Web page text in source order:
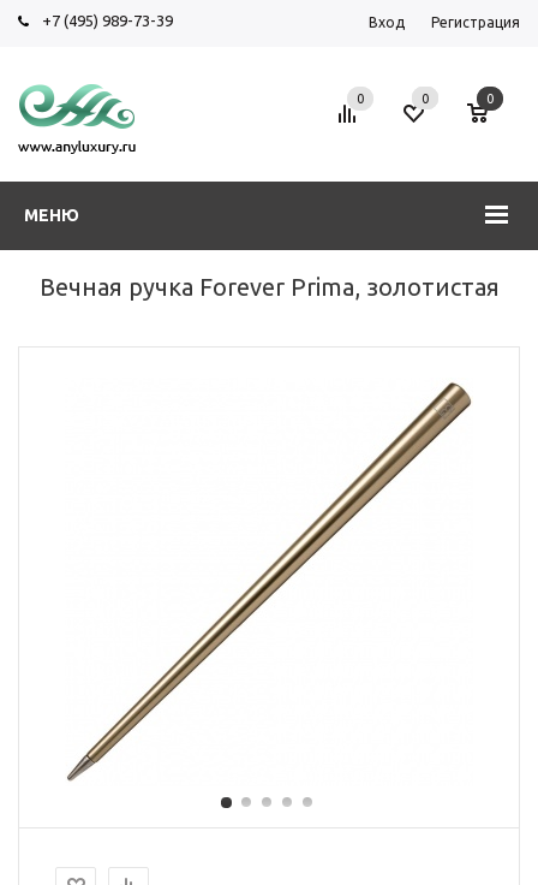
+7 (495) 989-73-39 Вход Регистрация
МЕНЮ
0 0 0
Вечная ручка Forever Prima, золотистая